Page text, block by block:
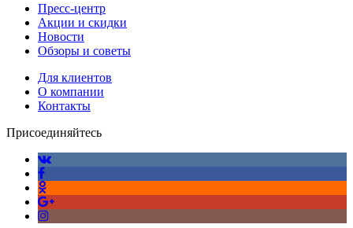
Пресс-центр
Акции и скидки
Новости
Обзоры и советы
Для клиентов
О компании
Контакты
Присоединяйтесь